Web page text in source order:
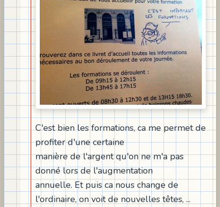
C'est bien les formations, ca me permet de
profiter d'une certaine
manière de l'argent qu'on ne m'a pas
donné lors de l'augmentation
annuelle. Et puis ca nous change de
l'ordinaire, on voit de nouvelles têtes, ...